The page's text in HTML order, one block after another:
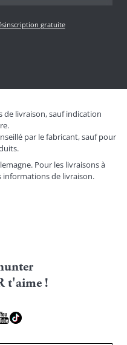
gratuite
de livraison, sauf indication
par le fabricant, sauf pour
Pour les livraisons à
informations de livraison.
t'aime !